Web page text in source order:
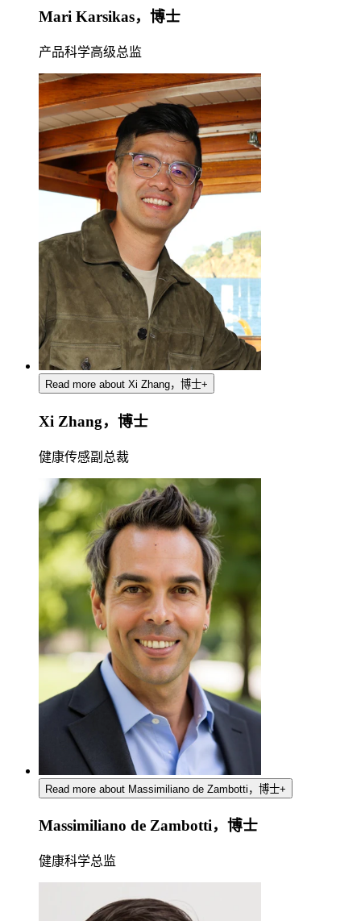
Mari Karsikas，博士
产品科学高级总监
Read more about Xi Zhang，博士+
Xi Zhang，博士
健康传感副总裁
Read more about Massimiliano de Zambotti，博士+
Massimiliano de Zambotti，博士
健康科学总监